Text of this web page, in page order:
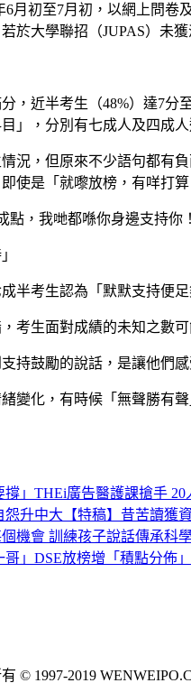
6月初至7月初，以網上問
於大學聯招（JUPAS）未
，近半考生（48%）達7
」，分別有七成人及四成
況，但原來不少語句都有
使是「就嚟放榜，有咩打
點，我哋都喺你身邊支持
半考生認為「默默支持便
考生面對成績的未知之數
持鼓勵的說話，是讓他們
變化，有時候「無聲勝有
」 THEi廣告醫護課搶手 20
怨升中大 【特稿】昔苦讀獲
個機會 訓練孩子說話傳承科
」 DSE放榜增「積點分佈
© 1997-2019